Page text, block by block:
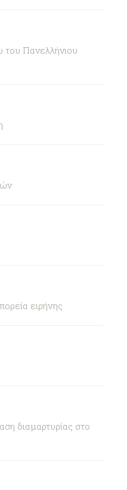
του Πανελλήνιου
ειρήνης
διαμαρτυρίας στο